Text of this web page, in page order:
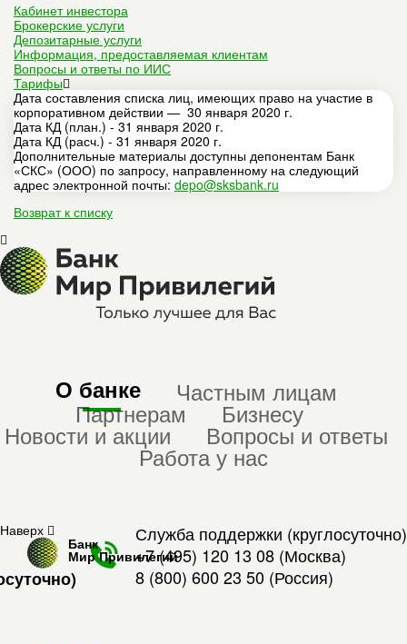
Кабинет инвестора
Брокерские услуги
Депозитарные услуги
Информация, предоставляемая клиентам
Вопросы и ответы по ИИС
Тарифы
Дата составления списка лиц, имеющих право на участие в
корпоративном действии — 30 января 2020 г.
Дата КД (план.) - 31 января 2020 г.
Дата КД (расч.) - 31 января 2020 г.
Дополнительные материалы доступны депонентам Банк
«СКС» (ООО) по запросу, направленному на следующий
адрес электронной почты: depo@sksbank.ru
Возврат к списку
О банке Частным лицам
Партнерам Бизнесу
Новости и акции Вопросы и ответы
Работа у нас
Служба поддержки (круглосуточно)
+7 (495) 120 13 08 (Москва)
8 (800) 600 23 50 (Россия)
Наверх
Банк
Мир Привилегий